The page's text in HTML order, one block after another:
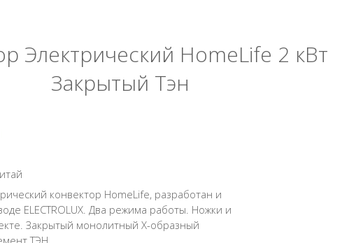
Электрический HomeLife 2 кВт
Закрытый Тэн
конвектор HomeLife, разработан и
ELECTROLUX. Два режима работы. Ножки и
Закрытый монолитный Х-образный
ТЭН